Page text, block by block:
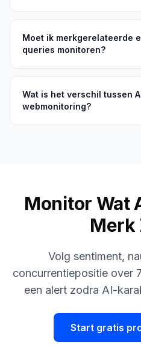
Moet ik merkgerelateerde
queries monitoren?
Wat is het verschil tussen
webmonitoring?
Monitor Wat
Merk
Volg sentiment,
concurrentiepositie over
een alert zodra AI-
Start gratis